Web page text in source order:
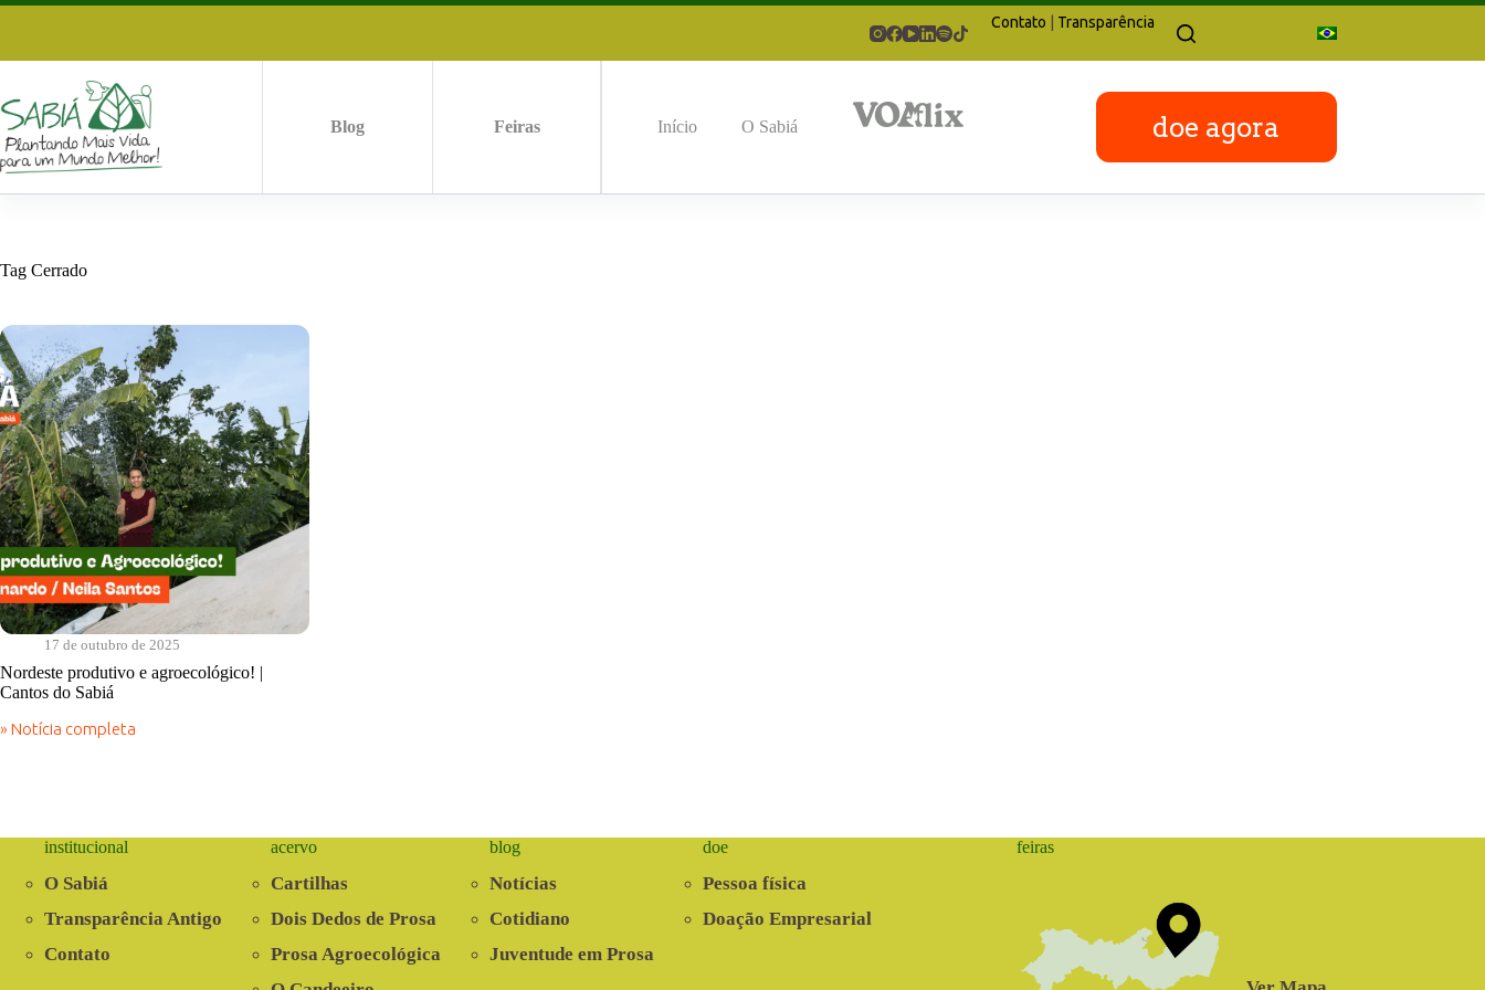
Pular
Contato | Transparência
Blog Feiras Início O Sabiá doe agora
Tag Cerrado
17 de outubro de 2025
Nordeste produtivo e agroecológico! |
Cantos do Sabiá
» Notícia completa
Nordeste
institucional
O Sabiá
Transparência Antigo
Contato
acervo
Cartilhas
Dois Dedos de Prosa
Prosa Agroecológica
blog
Notícias
Cotidiano
Juventude em Prosa
doe
Pessoa física
Doação Empresarial
feiras